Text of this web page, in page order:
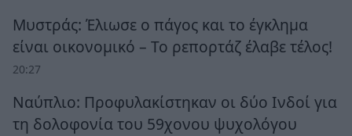
Μυστράς: Έλιωσε ο πάγος και το έγκλημα
είναι οικονομικό – Το ρεπορτάζ έλαβε τέλος!
20:27
Ναύπλιο: Προφυλακίστηκαν οι δύο Ινδοί για
τη δολοφονία του 59χονου ψυχολόγου